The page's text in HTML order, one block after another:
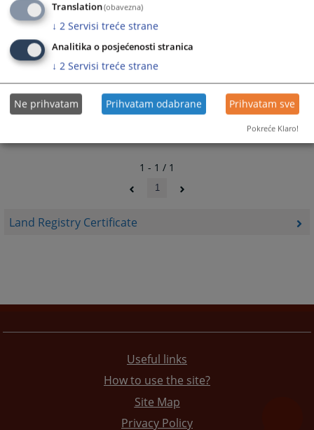
Land Registry Certificate
1 - 1 / 1
1
Useful links
How to use the site?
Site Map
Privacy Policy
Translation(obavezna)
↓ 2 Servisi treće strane
Analitika o posjećenosti stranica
↓ 2 Servisi treće strane
Ne prihvatam Prihvatam odabrane Prihvatam sve
Pokreće Klaro!